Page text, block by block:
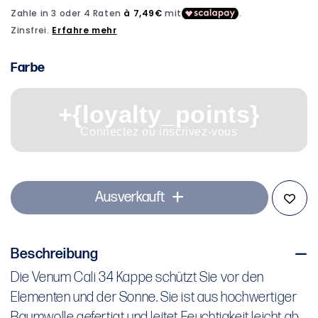
Modal
öffnen
Farbe
+{loyalty_points}
Connectez ou inscrivez-vous
Ausverkauft
Beschreibung
Die Venum Cali 34 Kappe schützt Sie vor den
Elementen und der Sonne. Sie ist aus hochwertiger
Die Venum Cali 34 Kappe schützt Sie vor den
Elementen und der Sonne. Sie ist aus hochwertiger